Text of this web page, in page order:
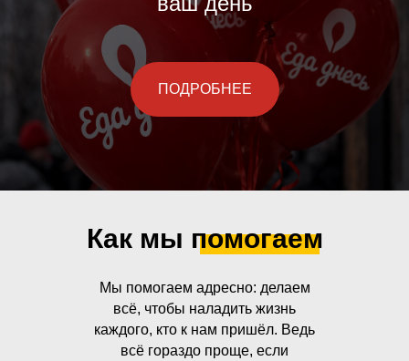
ПОДРОБНЕЕ
Как мы помогаем
Мы помогаем адресно: делаем
всё, чтобы наладить жизнь
каждого, кто к нам пришёл. Ведь
всё гораздо проще, если